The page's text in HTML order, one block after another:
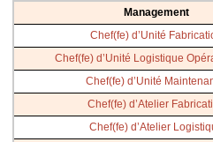
Management
Chef(fe) d’Unité
Chef(fe) d’Unité Logistique
Chef(fe) d’Unité
Chef(fe) d’Atelier
Chef(fe) d’Atelier